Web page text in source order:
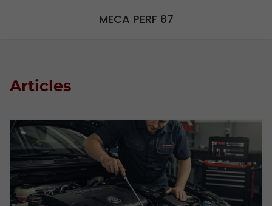
MECA PERF 87
Articles